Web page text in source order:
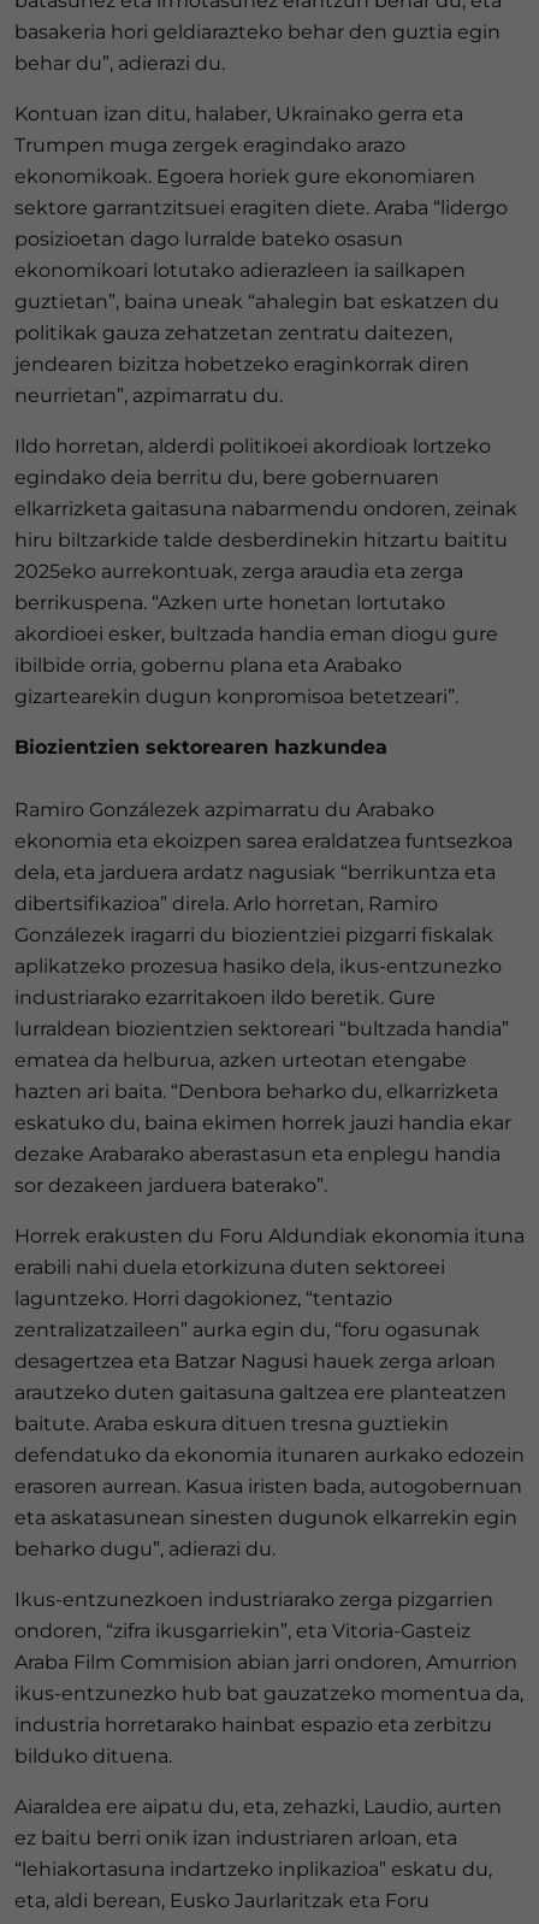
basakeria hori geldiarazteko behar den guztia egin
behar du”, adierazi du.
Kontuan izan ditu, halaber, Ukrainako gerra eta
Trumpen muga zergek eragindako arazo
ekonomikoak. Egoera horiek gure ekonomiaren
sektore garrantzitsuei eragiten diete. Araba “lidergo
posizioetan dago lurralde bateko osasun
ekonomikoari lotutako adierazleen ia sailkapen
guztietan”, baina uneak “ahalegin bat eskatzen du
politikak gauza zehatzetan zentratu daitezen,
jendearen bizitza hobetzeko eraginkorrak diren
neurrietan”, azpimarratu du.
Ildo horretan, alderdi politikoei akordioak lortzeko
egindako deia berritu du, bere gobernuaren
elkarrizketa gaitasuna nabarmendu ondoren, zeinak
hiru biltzarkide talde desberdinekin hitzartu baititu
2025eko aurrekontuak, zerga araudia eta zerga
berrikuspena. “Azken urte honetan lortutako
akordioei esker, bultzada handia eman diogu gure
ibilbide orria, gobernu plana eta Arabako
gizartearekin dugun konpromisoa betetzeari”.
Biozientzien sektorearen hazkundea
Ramiro Gonzálezek azpimarratu du Arabako
ekonomia eta ekoizpen sarea eraldatzea funtsezkoa
dela, eta jarduera ardatz nagusiak “berrikuntza eta
dibertsifikazioa” direla. Arlo horretan, Ramiro
Gonzálezek iragarri du biozientziei pizgarri fiskalak
aplikatzeko prozesua hasiko dela, ikus-entzunezko
industriarako ezarritakoen ildo beretik. Gure
lurraldean biozientzien sektoreari “bultzada handia”
ematea da helburua, azken urteotan etengabe
hazten ari baita. “Denbora beharko du, elkarrizketa
eskatuko du, baina ekimen horrek jauzi handia ekar
dezake Arabarako aberastasun eta enplegu handia
sor dezakeen jarduera baterako”.
Horrek erakusten du Foru Aldundiak ekonomia ituna
erabili nahi duela etorkizuna duten sektoreei
laguntzeko. Horri dagokionez, “tentazio
zentralizatzaileen” aurka egin du, “foru ogasunak
desagertzea eta Batzar Nagusi hauek zerga arloan
arautzeko duten gaitasuna galtzea ere planteatzen
baitute. Araba eskura dituen tresna guztiekin
defendatuko da ekonomia itunaren aurkako edozein
erasoren aurrean. Kasua iristen bada, autogobernuan
eta askatasunean sinesten dugunok elkarrekin egin
beharko dugu”, adierazi du.
Ikus-entzunezkoen industriarako zerga pizgarrien
ondoren, “zifra ikusgarriekin”, eta Vitoria-Gasteiz
Araba Film Commision abian jarri ondoren, Amurrion
ikus-entzunezko hub bat gauzatzeko momentua da,
industria horretarako hainbat espazio eta zerbitzu
bilduko dituena.
Aiaraldea ere aipatu du, eta, zehazki, Laudio, aurten
ez baitu berri onik izan industriaren arloan, eta
“lehiakortasuna indartzeko inplikazioa” eskatu du,
eta, aldi berean, Eusko Jaurlaritzak eta Foru